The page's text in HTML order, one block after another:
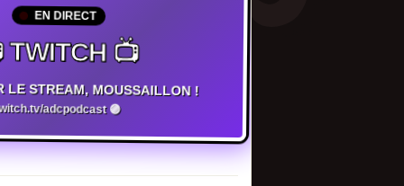
EN DIRECT
TWITCH 📺
LE STREAM, MOUSSAILLON !
adcpodcast 🟣